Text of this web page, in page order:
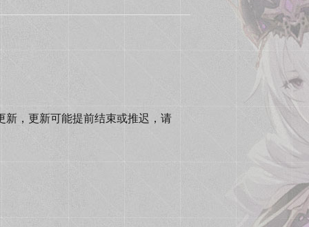
，更新可能提前结束或推迟，请